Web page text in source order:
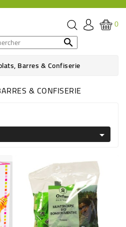
0

Barres & Confiserie
& CONFISERIE
